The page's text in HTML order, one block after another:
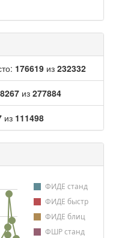
176619 из 232332
из 277884
из 111498
ФИДЕ станд
ФИДЕ быстр
ФИДЕ блиц
ФШР станд